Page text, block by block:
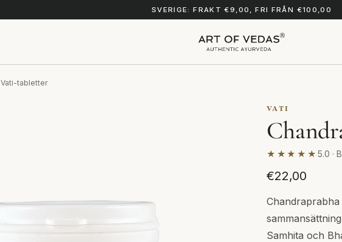
SVERIGE: FRAKT €9,00, FRI FRÅN €100,00
tabletter
VATI
★★★★★ 5.0 ·
€22,00
Chandraprabha
Samhita och